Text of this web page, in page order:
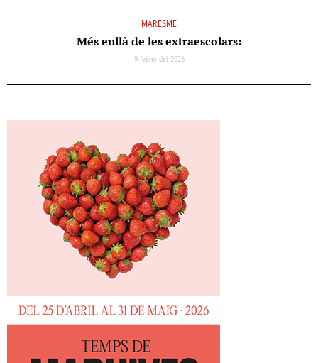
MARESME
Més enllà de les extraescolars:
9 febrer del 2026